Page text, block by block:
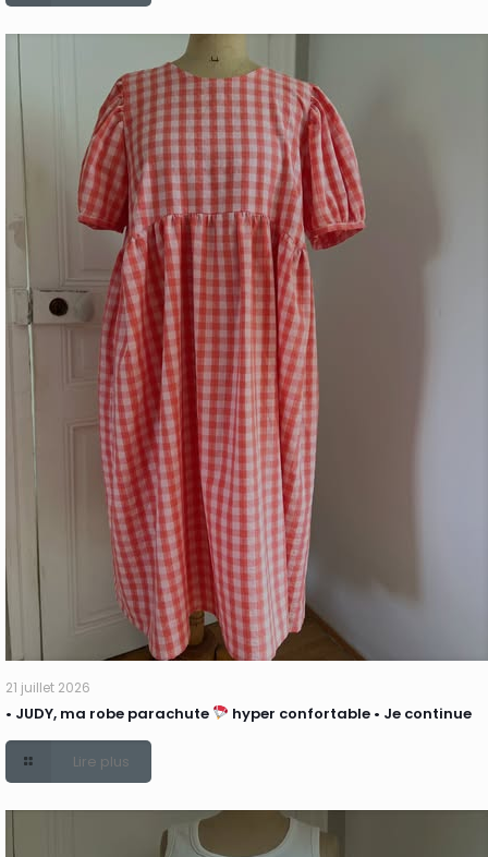
21 juillet 2026
• JUDY, ma robe parachute hyper confortable • Je continue
Lire plus